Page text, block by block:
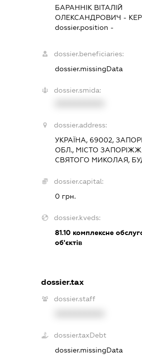
БАРАННІК ВІТАЛІЙ
ОЛЕКСАНДРОВИЧ -
dossier.position -
dossier.beneficiaries:
dossier.missingData
dossier.smida:
dossier.address:
УКРАЇНА, 69002,
ОБЛ., МІСТО
СВЯТОГО МИКОЛАЯ,
dossier.capital:
0 грн.
dossier.kveds:
81.10комплексне
об'єктів
dossier.tax
dossier.staff
dossier.taxDebt
dossier.missingData